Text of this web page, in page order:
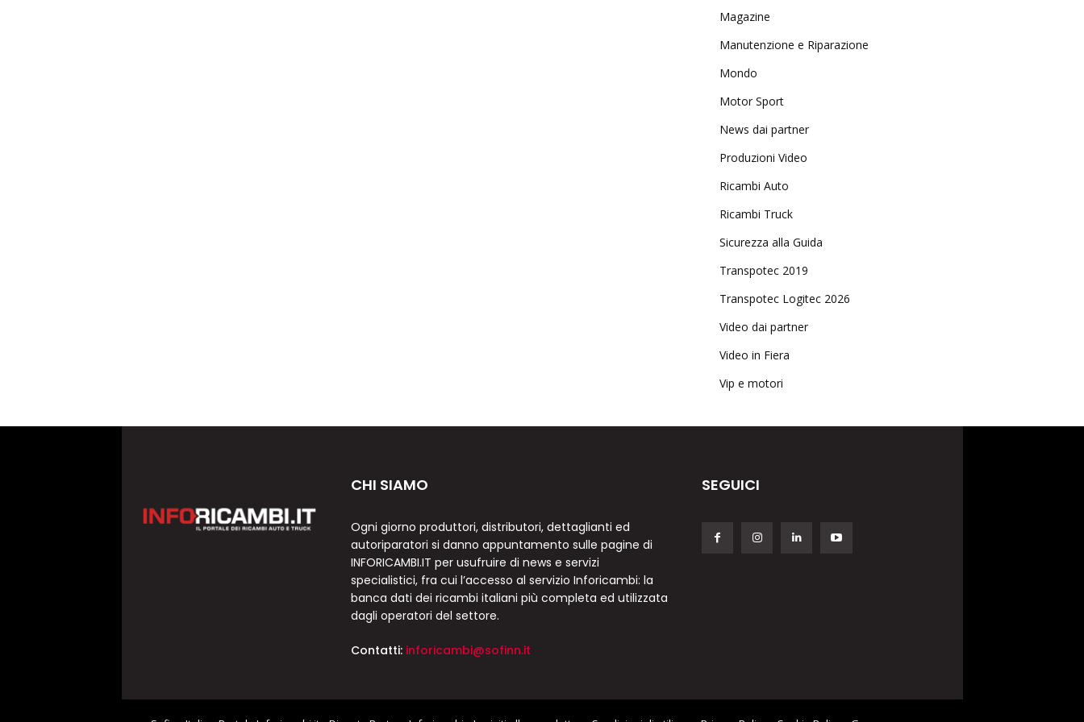
Magazine
Manutenzione e Riparazione
Mondo
Motor Sport
News dai partner
Produzioni Video
Ricambi Auto
Ricambi Truck
Sicurezza alla Guida
Transpotec 2019
Transpotec Logitec 2026
Video dai partner
Video in Fiera
Vip e motori
CHI SIAMO
Ogni giorno produttori, distributori, dettaglianti ed
autoriparatori si danno appuntamento sulle pagine di
INFORICAMBI.IT per usufruire di news e servizi
specialistici, fra cui l’accesso al servizio Inforicambi: la
banca dati dei ricambi italiani più completa ed utilizzata
dagli operatori del settore.
Contatti: inforicambi@sofinn.it
SEGUICI